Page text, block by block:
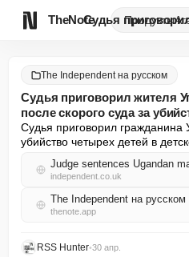
TheNote Продукты
The Independent на русском
Судья приговорил жителя
после скорого суда за
Судья приговорил гражданина
убийство четырех детей в
independent.co.uk
The Independent на русском
thenote.app
RSS Hunter•30 апр.